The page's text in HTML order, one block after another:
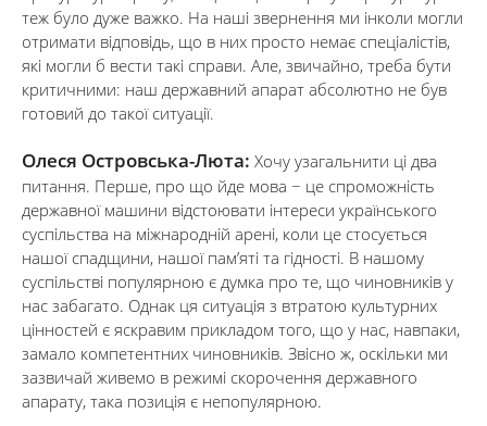
теж було дуже важко. На наші звернення ми інколи могли
отримати відповідь, що в них просто немає спеціалістів,
які могли б вести такі справи. Але, звичайно, треба бути
критичними: наш державний апарат абсолютно не був
готовий до такої ситуації.
Олеся Островська-Люта: Хочу узагальнити ці два
питання. Перше, про що йде мова − це спроможність
державної машини відстоювати інтереси українського
суспільства на міжнародній арені, коли це стосується
нашої спадщини, нашої пам’яті та гідності. В нашому
суспільстві популярною є думка про те, що чиновників у
нас забагато. Однак ця ситуація з втратою культурних
цінностей є яскравим прикладом того, що у нас, навпаки,
замало компетентних чиновників. Звісно ж, оскільки ми
зазвичай живемо в режимі скорочення державного
апарату, така позиція є непопулярною.